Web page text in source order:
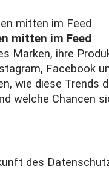
mitten im Feed
Marken, ihre
Facebook
wie diese Trends
welche Chancen